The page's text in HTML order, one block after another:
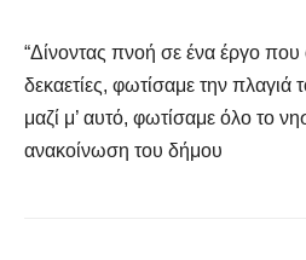
“Δίνοντας πνοή σε ένα έργο που
δεκαετίες, φωτίσαμε την
μαζί μ’ αυτό, φωτίσαμε όλο το
ανακοίνωση του δήμου